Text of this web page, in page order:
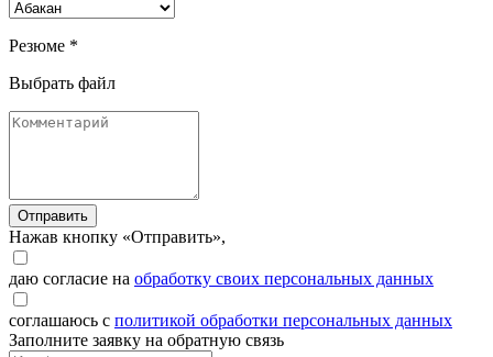
Резюме *
Выбрать файл
Отправить
Нажав кнопку «Отправить»,
даю согласие на обработку своих персональных данных
соглашаюсь с политикой обработки персональных данных
Заполните заявку на обратную связь